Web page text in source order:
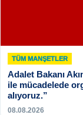
TÜM MANŞETLER
Adalet Bakanı
ile mücadelede
alıyoruz.”
08.08.2026